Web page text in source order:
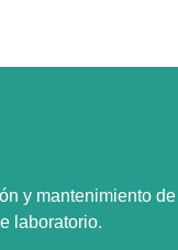
y mantenimiento
laboratorio.